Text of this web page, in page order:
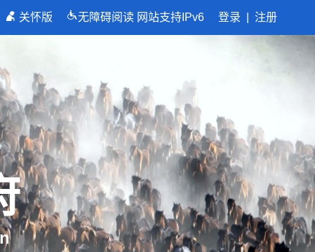
关怀版 无障碍阅读 网站支持IPv6 登录 注册